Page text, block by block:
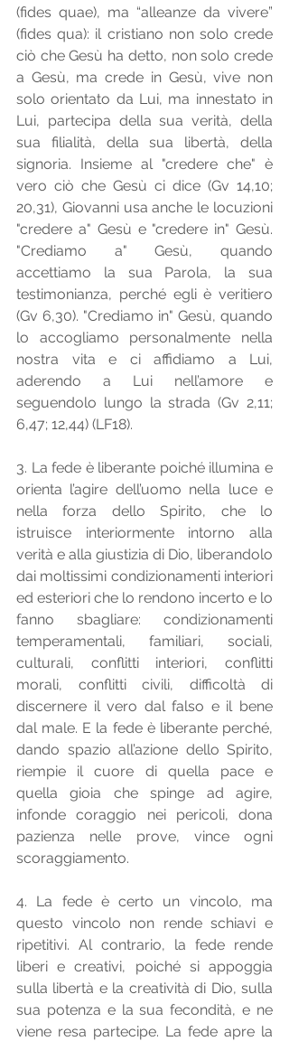
(fides quae), ma “alleanze da vivere”
(fides qua): il cristiano non solo crede
ciò che Gesù ha detto, non solo crede
a Gesù, ma crede in Gesù, vive non
solo orientato da Lui, ma innestato in
Lui, partecipa della sua verità, della
sua filialità, della sua libertà, della
signoria. Insieme al "credere che" è
vero ciò che Gesù ci dice (Gv 14,10;
20,31), Giovanni usa anche le locuzioni
"credere a" Gesù e "credere in" Gesù.
"Crediamo a" Gesù, quando
accettiamo la sua Parola, la sua
testimonianza, perché egli è veritiero
(Gv 6,30). "Crediamo in" Gesù, quando
lo accogliamo personalmente nella
nostra vita e ci affidiamo a Lui,
aderendo a Lui nell’amore e
seguendolo lungo la strada (Gv 2,11;
6,47; 12,44) (LF18).
3. La fede è liberante poiché illumina e
orienta l’agire dell’uomo nella luce e
nella forza dello Spirito, che lo
istruisce interiormente intorno alla
verità e alla giustizia di Dio, liberandolo
dai moltissimi condizionamenti interiori
ed esteriori che lo rendono incerto e lo
fanno sbagliare: condizionamenti
temperamentali, familiari, sociali,
culturali, conflitti interiori, conflitti
morali, conflitti civili, difficoltà di
discernere il vero dal falso e il bene
dal male. E la fede è liberante perché,
dando spazio all’azione dello Spirito,
riempie il cuore di quella pace e
quella gioia che spinge ad agire,
infonde coraggio nei pericoli, dona
pazienza nelle prove, vince ogni
scoraggiamento.
4. La fede è certo un vincolo, ma
questo vincolo non rende schiavi e
ripetitivi. Al contrario, la fede rende
liberi e creativi, poiché si appoggia
sulla libertà e la creatività di Dio, sulla
sua potenza e la sua fecondità, e ne
viene resa partecipe. La fede apre la